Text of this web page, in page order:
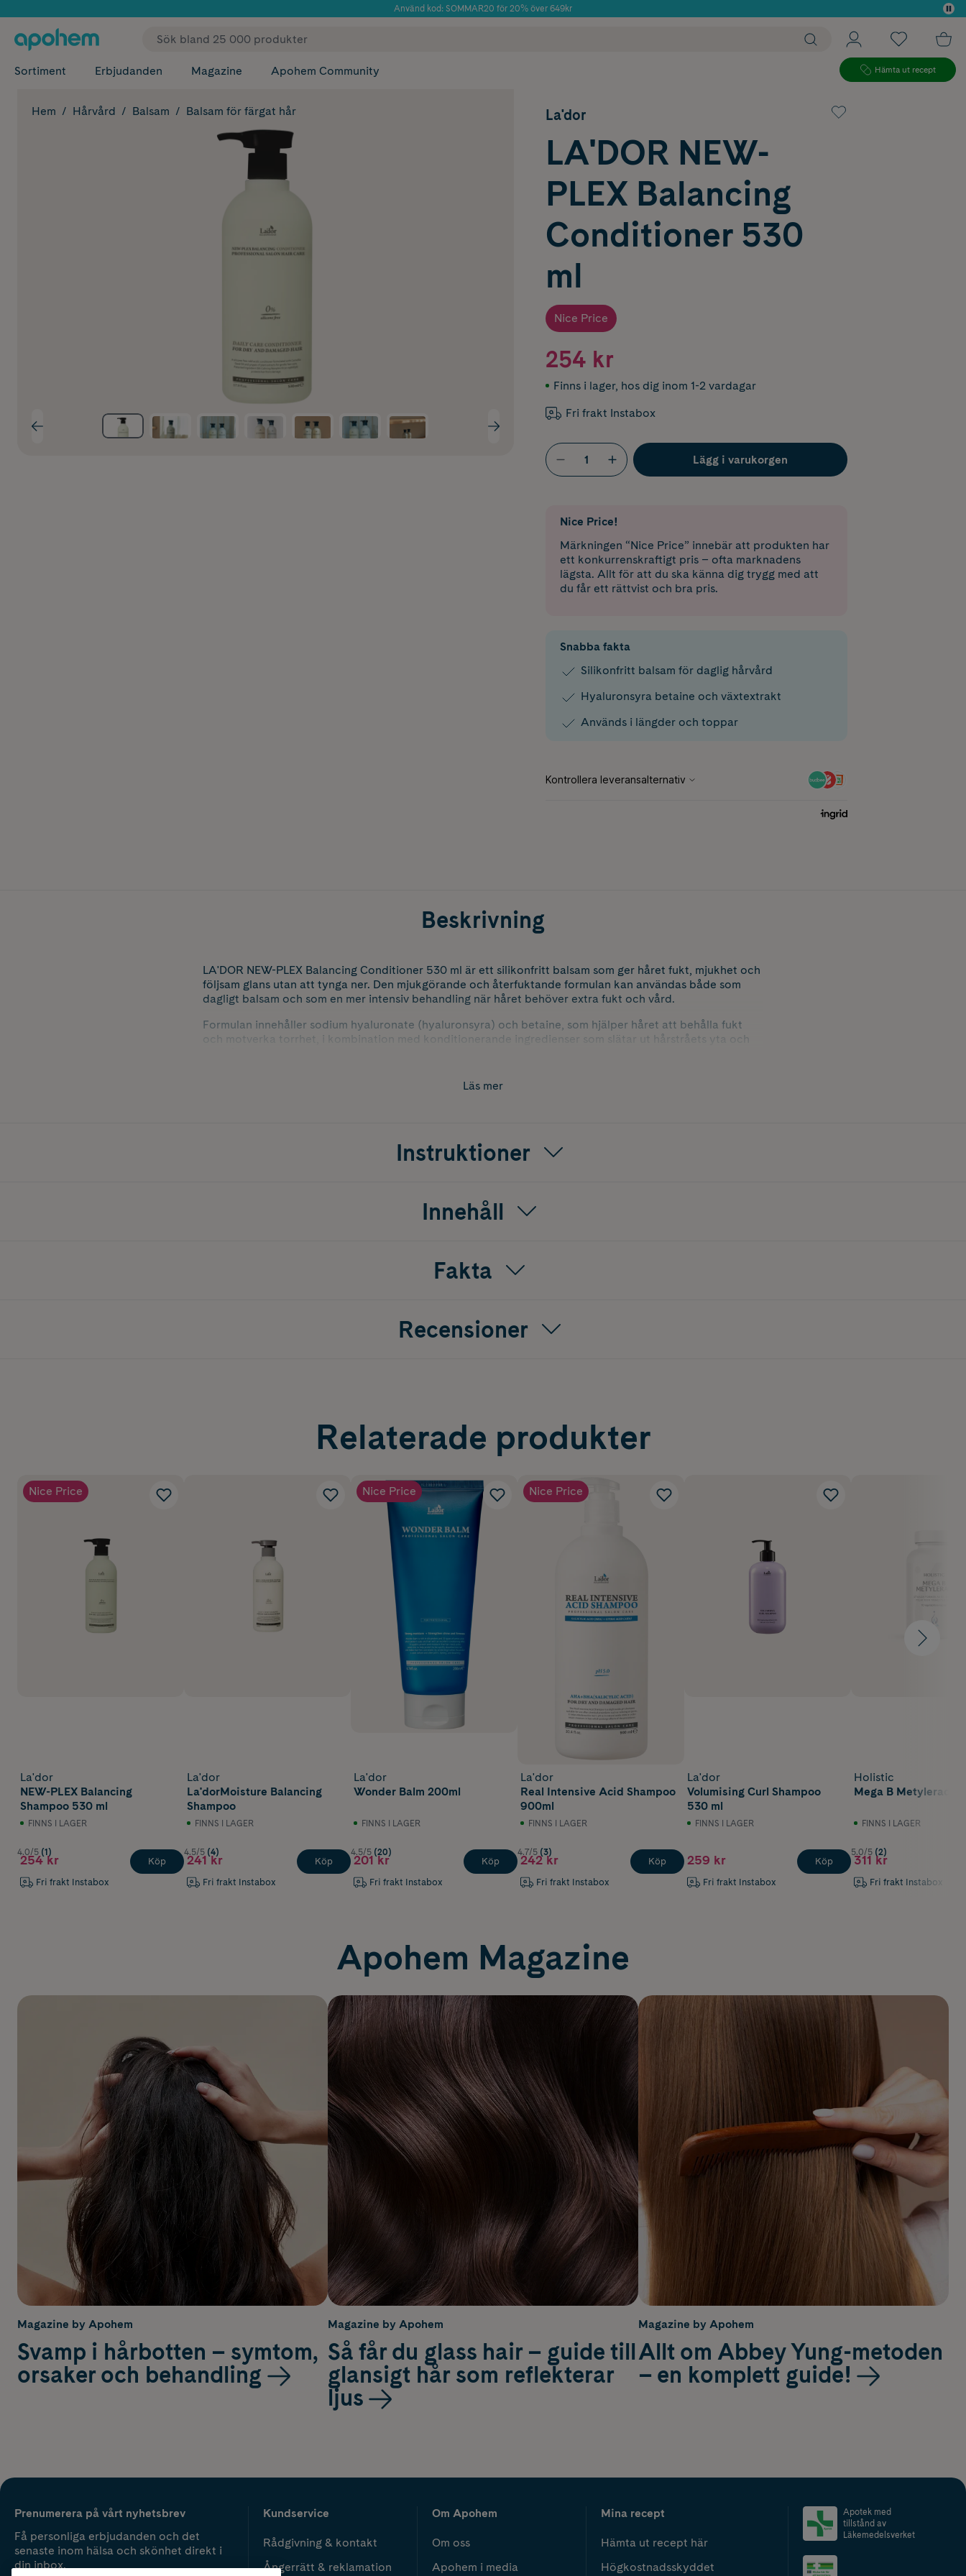
Använd kod: SOMMAR20 för 20% över 649kr
✓ Fri frakt
Sortiment Erbjudanden Magazine Apohem Community Hämta ut recept
Hem Hårvård Balsam Balsam för färgat hår La'dor
LA'DOR NEW-
PLEX Balancing
Conditioner 530
ml
Nice Price
254 kr
Finns i lager, hos dig inom 1-2 vardagar
Fri frakt Instabox
Lägg i varukorgen
Nice Price!
Märkningen “Nice Price” innebär att produkten har
ett konkurrenskraftigt pris – ofta marknadens
lägsta. Allt för att du ska känna dig trygg med att
du får ett rättvist och bra pris.
Snabba fakta
Silikonfritt balsam för daglig hårvård
Hyaluronsyra betaine och växtextrakt
Används i längder och toppar
Beskrivning
LA'DOR NEW-PLEX Balancing Conditioner 530 ml är ett silikonfritt balsam som ger håret fukt, mjukhet och
följsam glans utan att tynga ner. Den mjukgörande och återfuktande formulan kan användas både som
dagligt balsam och som en mer intensiv behandling när håret behöver extra fukt och vård.
Formulan innehåller sodium hyaluronate (hyaluronsyra) och betaine, som hjälper håret att behålla fukt
och motverka torrhet, i kombination med konditionerande ingredienser som slätar ut hårstråets yta och
Resultatet är mjukt, följsamt och återfuktat hår med lätt finish – utan att kännas tungt.
• Silikonfritt balsam• Kan användas både som balsam och som intensiv vårdande behandling• Hyaluronsyra
och betaine bidrar till återfuktning och mjukhet• Konditionerande ingredienser förbättrar hårets
Dig som söker ett silikonfritt balsam för daglig användning eller extra vård
Läs mer
Instruktioner
Innehåll
Fakta
Recensioner
Relaterade produkter
Nice Price
La'dor
NEW-PLEX Balancing
Shampoo 530 ml
FINNS I LAGER
4.0/5 (1)
254 kr
Fri frakt Instabox
Köp
La'dor
La'dorMoisture Balancing
Shampoo
FINNS I LAGER
4.5/5 (4)
241 kr
Fri frakt Instabox
Köp
Nice Price
La'dor
Wonder Balm 200ml
FINNS I LAGER
4.5/5 (20)
201 kr
Fri frakt Instabox
Köp
Nice Price
La'dor
Real Intensive Acid Shampoo
900ml
FINNS I LAGER
4.7/5 (3)
242 kr
Fri frakt Instabox
Köp
La'dor
Volumising Curl Shampoo
530 ml
FINNS I LAGER
259 kr
Fri frakt Instabox
Köp
Holistic
Mega B Metylerad
FINNS I LAGER
5.0/5 (2)
311 kr
Fri frakt Instabox
Apohem Magazine
Magazine by Apohem
Svamp i hårbotten – symtom,
orsaker och behandling
Magazine by Apohem
Så får du glass hair – guide till
glansigt hår som reflekterar
ljus
Magazine by Apohem
Allt om Abbey Yung-metoden
– en komplett guide!
Prenumerera på vårt nyhetsbrev
Få personliga erbjudanden och det
senaste inom hälsa och skönhet direkt i
din inbox.
Kundservice
Rådgivning & kontakt
Ångerrätt & reklamation
Om Apohem
Om oss
Apohem i media
Mina recept
Hämta ut recept här
Högkostnadsskyddet
Apotek med
tillstånd av
Läkemedelsverket